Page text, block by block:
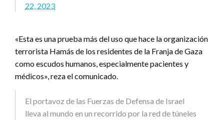
22, 2023
«Esta es una prueba más del uso que hace la organización
terrorista Hamás de los residentes de la Franja de Gaza
como escudos humanos, especialmente pacientes y
médicos», reza el comunicado.
El portavoz de las Fuerzas de Defensa de Israel
lleva al mundo en un recorrido por la red de túneles